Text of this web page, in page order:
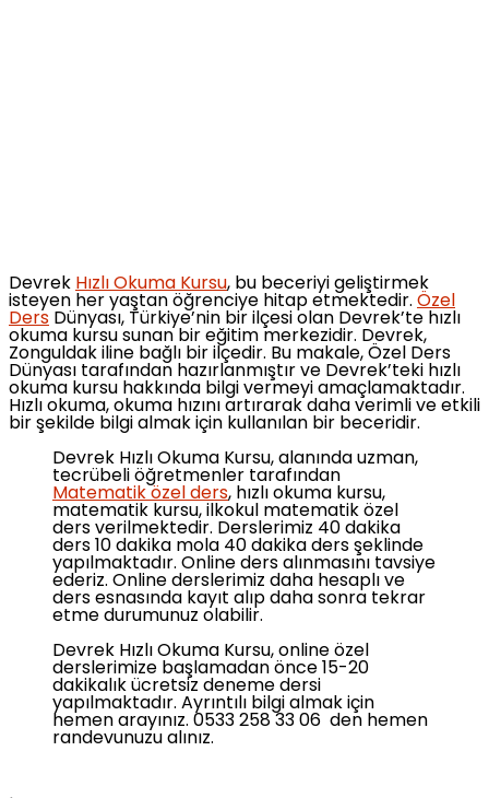
Devrek Hızlı Okuma Kursu, bu beceriyi geliştirmek
isteyen her yaştan öğrenciye hitap etmektedir. Özel
Ders Dünyası, Türkiye’nin bir ilçesi olan Devrek’te hızlı
okuma kursu sunan bir eğitim merkezidir. Devrek,
Zonguldak iline bağlı bir ilçedir. Bu makale, Özel Ders
Dünyası tarafından hazırlanmıştır ve Devrek’teki hızlı
okuma kursu hakkında bilgi vermeyi amaçlamaktadır.
Hızlı okuma, okuma hızını artırarak daha verimli ve etkili
bir şekilde bilgi almak için kullanılan bir beceridir.
Devrek Hızlı Okuma Kursu, alanında uzman,
tecrübeli öğretmenler tarafından
Matematik özel ders, hızlı okuma kursu,
matematik kursu, ilkokul matematik özel
ders verilmektedir. Derslerimiz 40 dakika
ders 10 dakika mola 40 dakika ders şeklinde
yapılmaktadır. Online ders alınmasını tavsiye
ederiz. Online derslerimiz daha hesaplı ve
ders esnasında kayıt alıp daha sonra tekrar
etme durumunuz olabilir.
Devrek Hızlı Okuma Kursu, online özel
derslerimize başlamadan önce 15-20
dakikalık ücretsiz deneme dersi
yapılmaktadır. Ayrıntılı bilgi almak için
hemen arayınız. 0533 258 33 06 den hemen
randevunuzu alınız.